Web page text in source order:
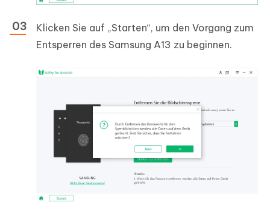
Klicken Sie auf „Starten“, um den Vorgang zum
Entsperren des Samsung A13 zu beginnen.